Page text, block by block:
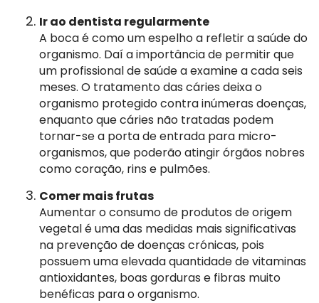
Ir ao dentista regularmente
A boca é como um espelho a refletir a saúde do
organismo. Daí a importância de permitir que
um profissional de saúde a examine a cada seis
meses. O tratamento das cáries deixa o
organismo protegido contra inúmeras doenças,
enquanto que cáries não tratadas podem
tornar-se a porta de entrada para micro-
organismos, que poderão atingir órgãos nobres
como coração, rins e pulmões.
Comer mais frutas
Aumentar o consumo de produtos de origem
vegetal é uma das medidas mais significativas
na prevenção de doenças crónicas, pois
possuem uma elevada quantidade de vitaminas
antioxidantes, boas gorduras e fibras muito
benéficas para o organismo.